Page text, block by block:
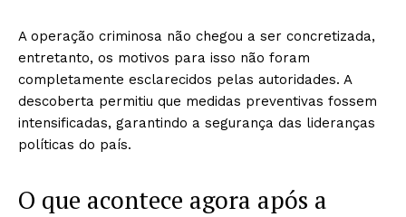
A operação criminosa não chegou a ser concretizada,
entretanto, os motivos para isso não foram
completamente esclarecidos pelas autoridades. A
descoberta permitiu que medidas preventivas fossem
intensificadas, garantindo a segurança das lideranças
políticas do país.
O que acontece agora após a